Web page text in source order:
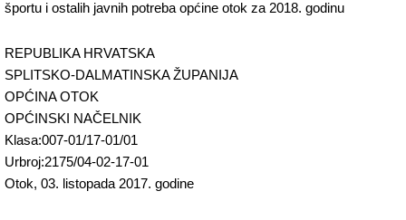
športu i ostalih javnih potreba općine otok za 2018. godinu
REPUBLIKA HRVATSKA
SPLITSKO-DALMATINSKA ŽUPANIJA
OPĆINA OTOK
OPĆINSKI NAČELNIK
Klasa:007-01/17-01/01
Urbroj:2175/04-02-17-01
Otok, 03. listopada 2017. godine